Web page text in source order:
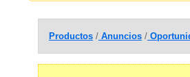
Productos / Anuncios /